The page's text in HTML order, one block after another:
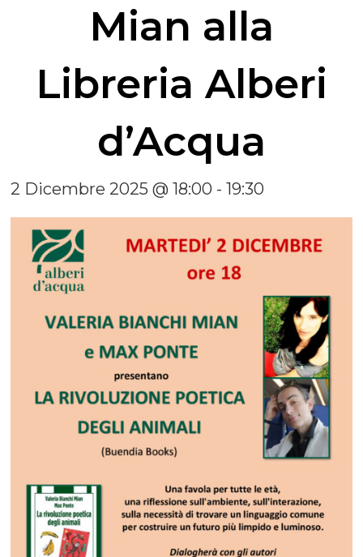
Mian alla
Libreria Alberi
d’Acqua
2 Dicembre 2025 @ 18:00 -19:30